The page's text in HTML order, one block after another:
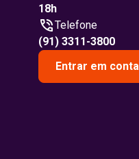
18h
Telefone
(91) 3311-3800
Entrar em